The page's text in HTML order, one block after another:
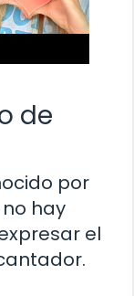
de
por
hay
el